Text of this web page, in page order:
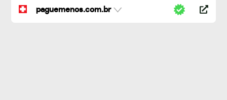
paguemenos.com.br